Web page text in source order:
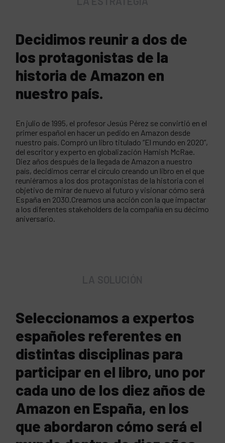
Decidimos reunir a dos de
los protagonistas de la
historia de Amazon en
nuestro país.
En julio de 1995, el profesor Jesús Pérez se convirtió en el
primer español en hacer un pedido en Amazon desde
nuestro país. Compró un libro titulado “El mundo en 2020”,
del escritor y experto en globalización Hamish McRae.
Diez años después de la llegada de Amazon a nuestro
país, decidimos cerrar el círculo creando un libro en el que
reuniéramos a los dos protagonistas de la historia con el
objetivo de mirar de nuevo al futuro y visionar cómo será
España en 2030.Creamos una acción con la que impactar
a los diferentes stakeholders de la compañía en su décimo
aniversario.
Seleccionamos a expertos
españoles referentes en
distintas disciplinas para
participar en el libro, uno por
cada uno de los diez años de
Amazon en España, en los
que abordaron cómo será el